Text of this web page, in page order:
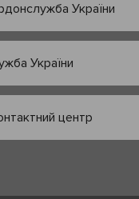
України
України
центр